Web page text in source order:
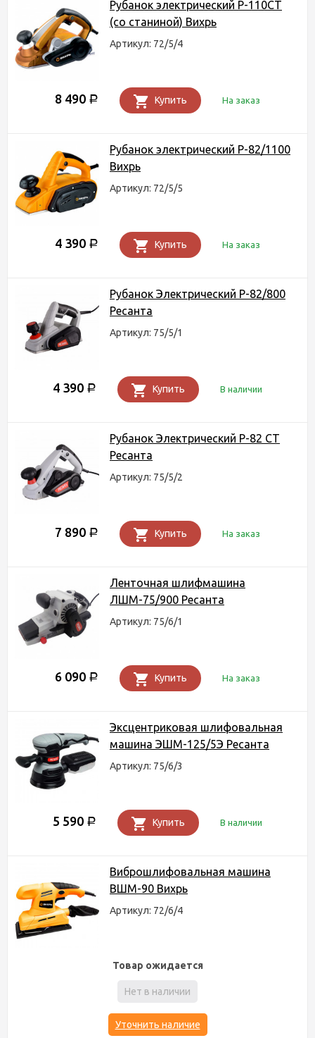
Рубанок электрический Р-110СТ
(со станиной) Вихрь
Артикул: 72/5/4
8 490 Р Купить На заказ
Рубанок электрический Р-82/1100
Вихрь
Артикул: 72/5/5
4 390 Р Купить На заказ
Рубанок Электрический Р-82/800
Ресанта
Артикул: 75/5/1
4 390 Р Купить В наличии
Рубанок Электрический Р-82 СТ
Ресанта
Артикул: 75/5/2
7 890 Р Купить На заказ
Ленточная шлифмашина
ЛШМ-75/900 Ресанта
Артикул: 75/6/1
6 090 Р Купить На заказ
Эксцентриковая шлифовальная
машина ЭШМ-125/5Э Ресанта
Артикул: 75/6/3
5 590 Р Купить В наличии
Виброшлифовальная машина
ВШМ-90 Вихрь
Артикул: 72/6/4
Товар ожидается
Нет в наличии
Уточнить наличие